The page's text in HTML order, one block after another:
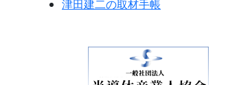
津田建二の取材手帳